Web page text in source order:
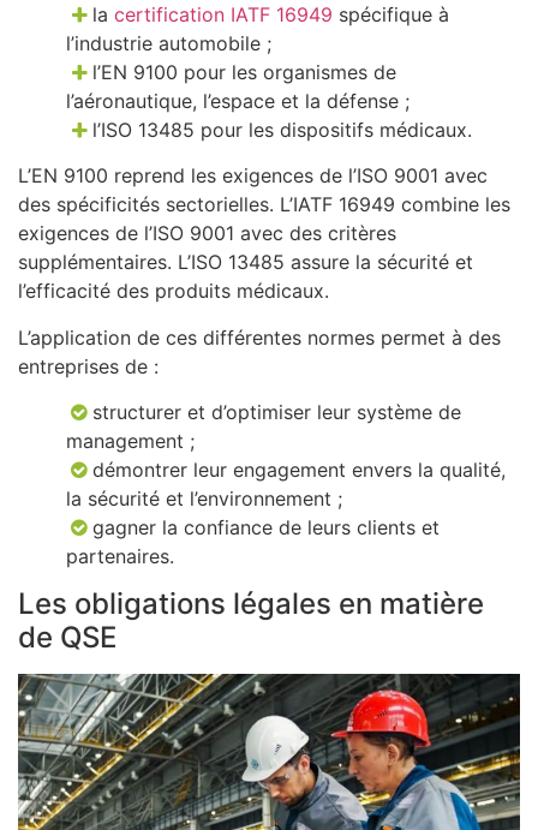
lacertification IATF 16949 spécifique à
l’industrie automobile ;
l’EN 9100 pour les organismes de
l’aéronautique, l’espace et la défense ;
l’ISO 13485 pour les dispositifs médicaux.
L’EN 9100 reprend les exigences de l’ISO 9001 avec
des spécificités sectorielles. L’IATF 16949 combine les
exigences de l’ISO 9001 avec des critères
supplémentaires. L’ISO 13485 assure la sécurité et
l’efficacité des produits médicaux.
L’application de ces différentes normes permet à des
entreprises de :
structurer et d’optimiser leur système de
management ;
démontrer leur engagement envers la qualité,
la sécurité et l’environnement ;
gagner la confiance de leurs clients et
partenaires.
Les obligations légales en matière
de QSE